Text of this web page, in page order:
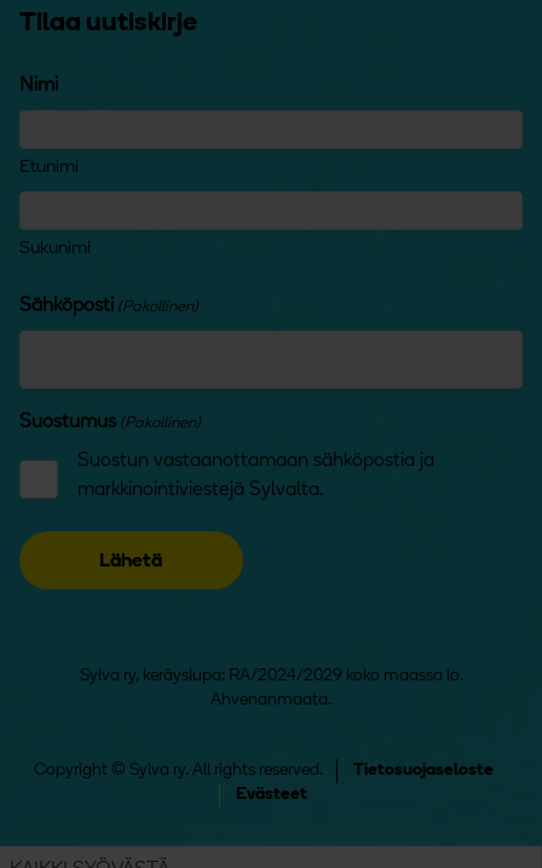
Tilaa uutiskirje
Nimi
Etunimi
Sukunimi
Sähköposti (Pakollinen)
Suostumus (Pakollinen)
Suostun vastaanottamaan sähköpostia ja
markkinointiviestejä Sylvalta.
Sylva ry, keräyslupa: RA/2024/2029 koko maassa lo.
Ahvenanmaata.
Copyright © Sylva ry. All rights reserved.
Tietosuojaseloste
Evästeet